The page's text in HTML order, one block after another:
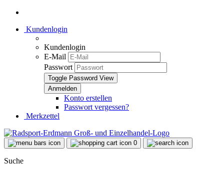
Kundenlogin
Kundenlogin
E-Mail
Passwort
Toggle Password View
Konto erstellen
Passwort vergessen?
Merkzettel
0
Suche